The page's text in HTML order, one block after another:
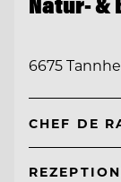
6675
CHEF DE